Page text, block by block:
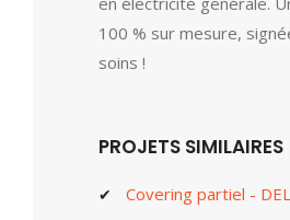
100 % sur mesure,
soins !
PROJETS SIMILAIRES
Covering partiel -